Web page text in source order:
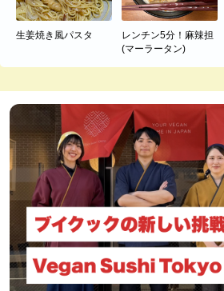
生姜焼き風パスタ
レンチン5分！麻辣担
(マーラータン)